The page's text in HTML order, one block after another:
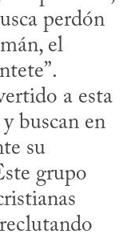
perdón
el
a esta
buscan en
su
grupo